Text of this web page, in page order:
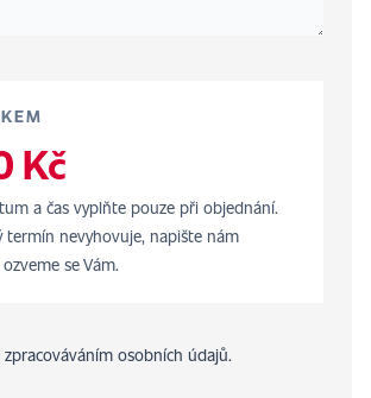
Kč
a čas vyplňte pouze při objednání.
termín nevyhovuje, napište nám
se Vám.
zpracováváním osobních údajů.